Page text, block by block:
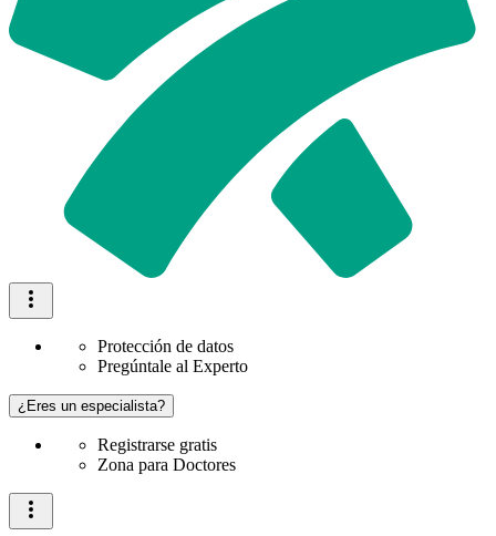
Protección de datos
Pregúntale al Experto
¿Eres un especialista?
Registrarse gratis
Zona para Doctores